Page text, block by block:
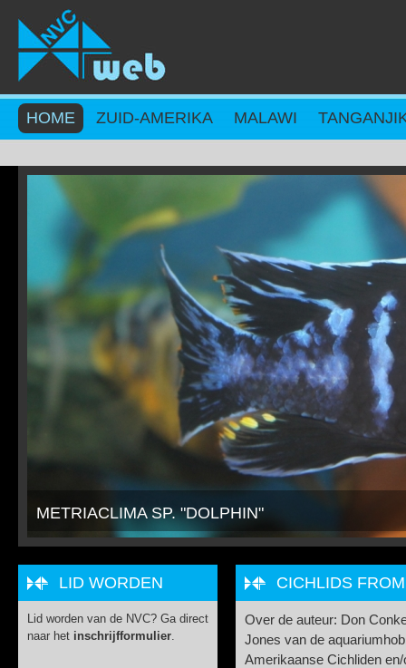
Overslaan en naar de inhoud gaan
HOME ZUID-AMERIKA MALAWI
METRIACLIMA SP. "DOLPHIN"
CICHLIDS
Over de auteur: Don
Jones van de
Amerikaanse Cichliden
LID WORDEN
Lid worden van de NVC? Ga direct
naar het inschrijfformulier.